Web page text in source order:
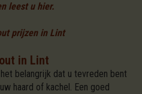
leest u hier.
prijzen in Lint
in Lint
belangrijk dat u tevreden bent
haard of kachel. Een goed